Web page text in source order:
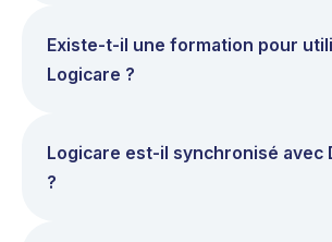
Existe-t-il une formation pour
Logicare ?
Logicare est-il synchronisé avec
?